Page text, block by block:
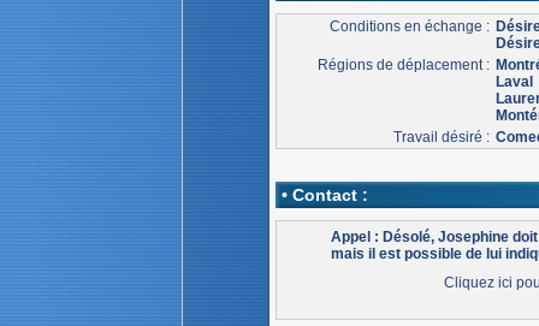
Conditions en échange :
Régions de déplacement :
Laval
Travail désiré :
• Contact :
Appel : Désolé, Josephine
mais il est possible de lui
Cliquez ici